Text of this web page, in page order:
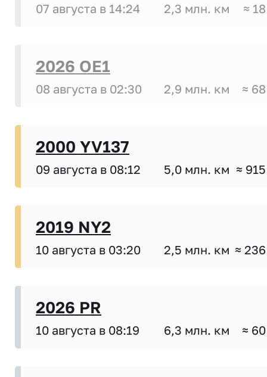
07 августа в 14:24 2,3 млн. км ≈
2026 OE1
08 августа в 02:30 2,9 млн. км ≈
2000 YV137
09 августа в 08:12 5,0 млн. км ≈
2019 NY2
10 августа в 03:20 2,5 млн. км ≈
2026 PR
10 августа в 08:19 6,3 млн. км ≈